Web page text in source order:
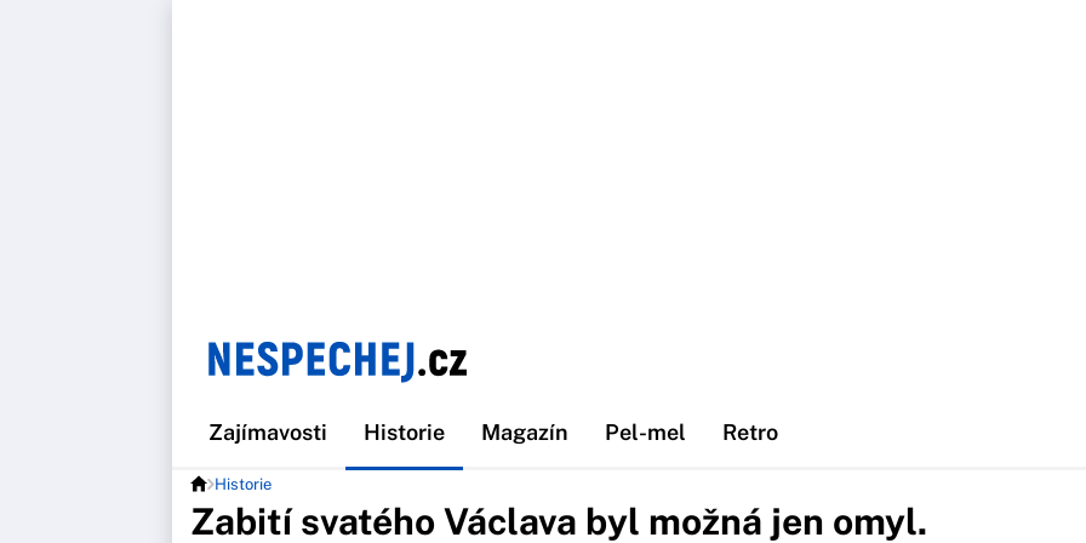
Zajímavosti Historie Magazín Pel-mel Retro
Historie
Zabití svatého Václava byl možná jen omyl.